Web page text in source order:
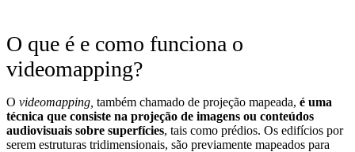
O que é e como funciona o
videomapping?
O videomapping, também chamado de projeção mapeada, é uma
técnica que consiste na projeção de imagens ou conteúdos
audiovisuais sobre superfícies, tais como prédios. Os edifícios por
serem estruturas tridimensionais, são previamente mapeados para